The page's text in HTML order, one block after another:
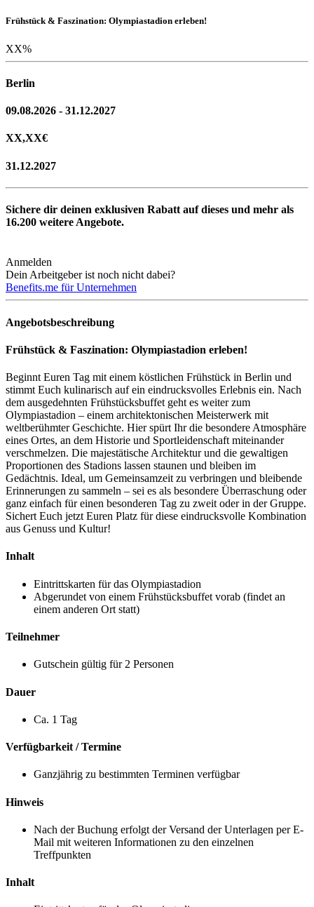
Frühstück & Faszination: Olympiastadion erleben!
XX%
Berlin
09.08.2026 - 31.12.2027
XX,XX€
31.12.2027
Sichere dir deinen exklusiven Rabatt auf dieses und mehr als
16.200 weitere Angebote.
Anmelden
Dein Arbeitgeber ist noch nicht dabei?
Benefits.me für Unternehmen
Angebotsbeschreibung
Frühstück & Faszination: Olympiastadion erleben!
Beginnt Euren Tag mit einem köstlichen Frühstück in Berlin und
stimmt Euch kulinarisch auf ein eindrucksvolles Erlebnis ein. Nach
dem ausgedehnten Frühstücksbuffet geht es weiter zum
Olympiastadion – einem architektonischen Meisterwerk mit
weltberühmter Geschichte. Hier spürt Ihr die besondere Atmosphäre
eines Ortes, an dem Historie und Sportleidenschaft miteinander
verschmelzen. Die majestätische Architektur und die gewaltigen
Proportionen des Stadions lassen staunen und bleiben im
Gedächtnis. Ideal, um Gemeinsamzeit zu verbringen und bleibende
Erinnerungen zu sammeln – sei es als besondere Überraschung oder
ganz einfach für einen besonderen Tag zu zweit oder in der Gruppe.
Sichert Euch jetzt Euren Platz für diese eindrucksvolle Kombination
aus Genuss und Kultur!
Inhalt
Eintrittskarten für das Olympiastadion
Abgerundet von einem Frühstücksbuffet vorab (findet an
einem anderen Ort statt)
Teilnehmer
Gutschein gültig für 2 Personen
Dauer
Ca. 1 Tag
Verfügbarkeit / Termine
Ganzjährig zu bestimmten Terminen verfügbar
Hinweis
Nach der Buchung erfolgt der Versand der Unterlagen per E-
Mail mit weiteren Informationen zu den einzelnen
Treffpunkten
Inhalt